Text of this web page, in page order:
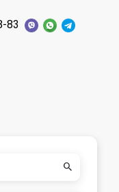
83